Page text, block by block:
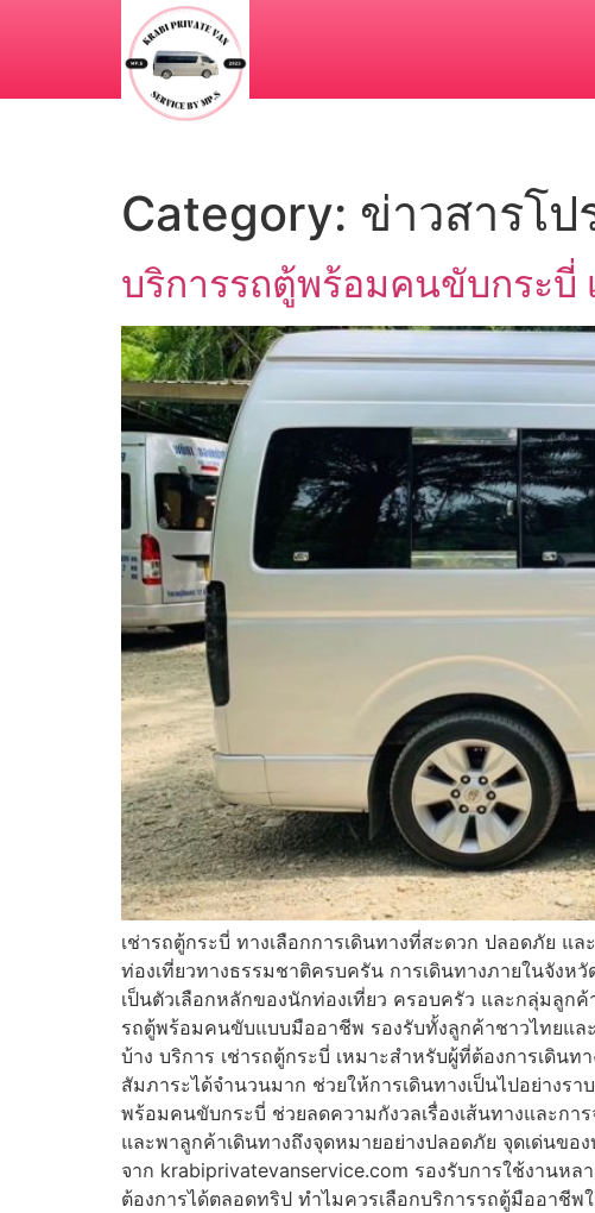
Category: ข่าวสารโ
บริการรถตู้พร้อมคนขับกระบี่
เช่ารถตู้กระบี่ ทางเลือกการเดินทางที่สะดวก ปลอดภัย แ
ท่องเที่ยวทางธรรมชาติครบครัน การเดินทางภายในจังห
เป็นตัวเลือกหลักของนักท่องเที่ยว ครอบครัว และกลุ่มลูก
รถตู้พร้อมคนขับแบบมืออาชีพ รองรับทั้งลูกค้าชาวไทยแล
บ้าง บริการ เช่ารถตู้กระบี่ เหมาะสำหรับผู้ที่ต้องการเดิน
สัมภาระได้จำนวนมาก ช่วยให้การเดินทางเป็นไปอย่างร
พร้อมคนขับกระบี่ ช่วยลดความกังวลเรื่องเส้นทางและก
และพาลูกค้าเดินทางถึงจุดหมายอย่างปลอดภัย จุดเด่นข
จาก krabiprivatevanservice.com รองรับการใช้งานห
ต้องการได้ตลอดทริป ทำไมควรเลือกบริการรถตู้มืออาชีพ